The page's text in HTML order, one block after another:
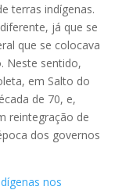
terras indígenas.
já que se
que se colocava
Neste sentido,
em Salto do
de 70, e,
reintegração de
dos governos
nos